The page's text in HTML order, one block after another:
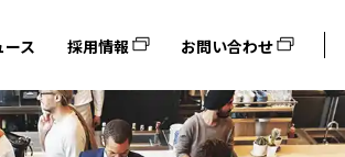
ース 採用情報 お問い合わせ